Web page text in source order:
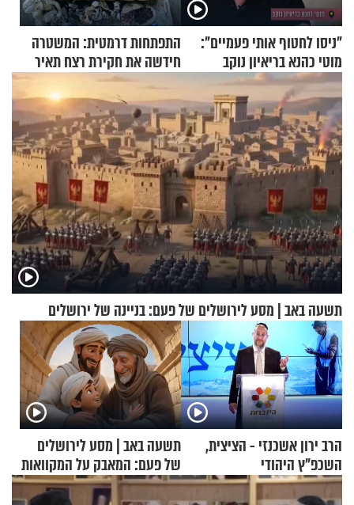
"ניסו לחטוף אותי פעמיים":
מוטי כהנא בריאיון נוקב
התפתחות דרמטית: המשטרה
חידשה את חקירת רצח תאיר
ראדה
תשעה באב | מסע לירושלים של פעם: בניינה של ירושלים
הרב ירון אשכנזי - הציצית,
השכפ"ץ היהודי
תשעה באב | מסע לירושלים
של פעם: המאבק על המקוואות